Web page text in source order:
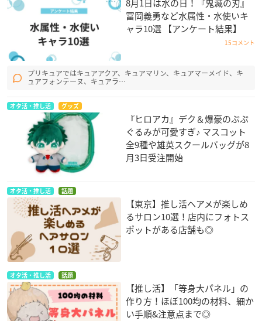
8月1日は水の日！『鬼滅の刃』
冨岡義勇など水属性・水使いキ
ャラ10選 【アンケート結果】
15コメント
プリキュアではキュアアクア、キュアマリン、キュアマーメイド、キ
ュアフォンテーヌ、キュアラ…
オタ活・推し活 グッズ
『ヒロアカ』デク＆爆豪のぷぷ
ぐるみが可愛すぎ♪ マスコット
全9種や雄英スクールバッグが8
月3日受注開始
オタ活・推し活 話題
【東京】推し活ヘアメが楽しめ
るサロン10選！店内にフォトス
ポットがある店舗も◎
オタ活・推し活 話題
【推し活】「等身大パネル」の
作り方！ほぼ100均の材料、細か
い手順&注意点まで◎